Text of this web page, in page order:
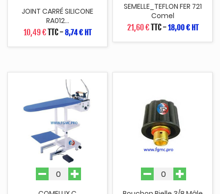
JOINT CARRÉ SILICONE
RA012...
10,49 €TTC-8,74 € HT
SEMELLE_TEFLON FER 721
Comel
21,60 €TTC-18,00 € HT